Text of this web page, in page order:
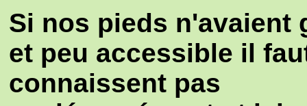
Si nos pieds n'avaient
et peu accessible il
connaissent pas